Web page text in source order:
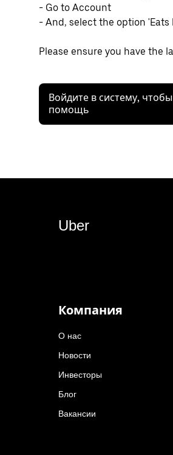
- Go to Account
- And, select the option 'Eats
Please ensure you have the
Войдите в систему,
помощь
Uber
Компания
О нас
Новости
Инвесторы
Блог
Вакансии